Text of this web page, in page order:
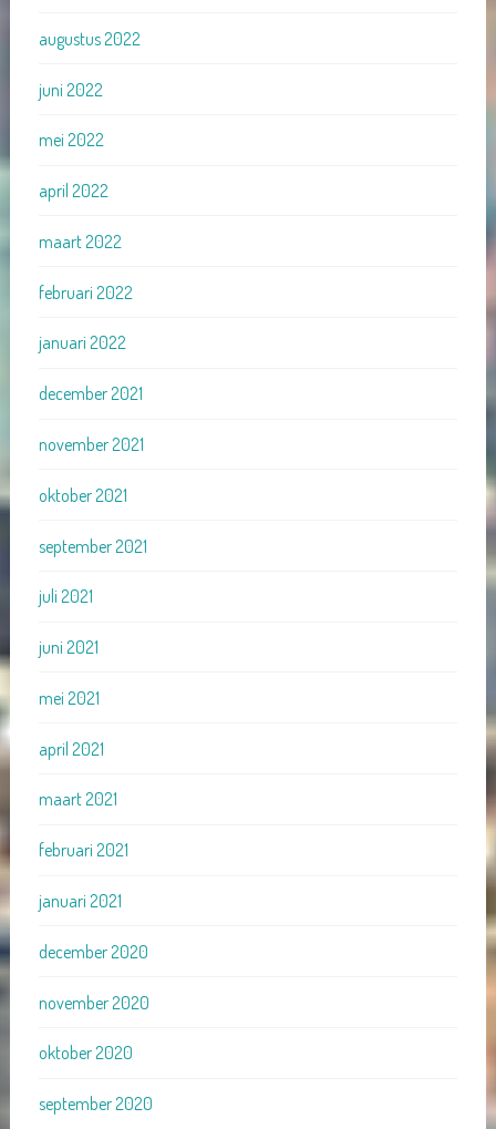
augustus 2022
juni 2022
mei 2022
april 2022
maart 2022
februari 2022
januari 2022
december 2021
november 2021
oktober 2021
september 2021
juli 2021
juni 2021
mei 2021
april 2021
maart 2021
februari 2021
januari 2021
december 2020
november 2020
oktober 2020
september 2020